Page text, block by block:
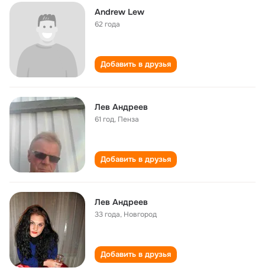
Andrew Lew
62 года
Добавить в друзья
Лев Андреев
61 год, Пенза
Добавить в друзья
Лев Андреев
33 года, Новгород
Добавить в друзья